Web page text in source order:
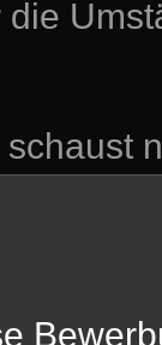
die
schaust